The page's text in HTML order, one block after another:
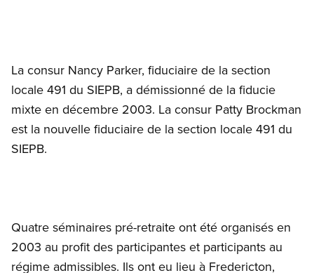
La consur Nancy Parker, fiduciaire de la section
locale 491 du SIEPB, a démissionné de la fiducie
mixte en décembre 2003. La consur Patty Brockman
est la nouvelle fiduciaire de la section locale 491 du
SIEPB.
Quatre séminaires pré-retraite ont été organisés en
2003 au profit des participantes et participants au
régime admissibles. Ils ont eu lieu à Fredericton,